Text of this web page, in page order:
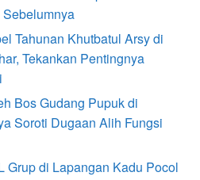
Tahunan Khutbatul Arsy di
Tekankan Pentingnya
Bos Gudang Pupuk di
Soroti Dugaan Alih Fungsi
Grup di Lapangan Kadu Pocol